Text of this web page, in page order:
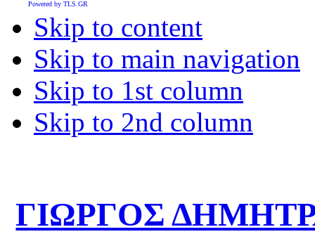
Skip to content
Skip to main navigation
Skip to 1st column
Skip to 2nd column
ΓΙΩΡΓΟΣ
Powered by TLS.GR